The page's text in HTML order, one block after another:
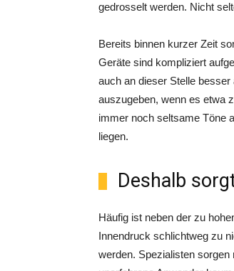
gedrosselt werden. Nicht
Bereits binnen kurzer Zeit
Geräte sind kompliziert
auch an dieser Stelle
auszugeben, wenn es etwa
immer noch seltsame Töne
liegen.
Deshalb
Häufig ist neben der zu
Innendruck schlichtweg zu
werden. Spezialisten